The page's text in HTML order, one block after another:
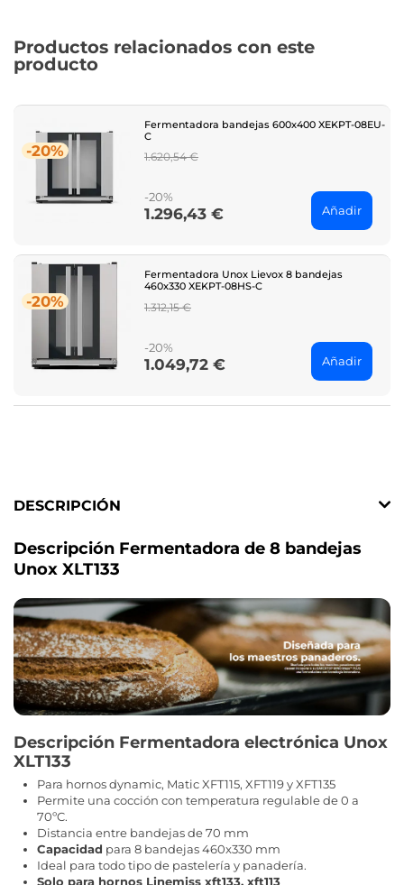
Productos relacionados con este
producto
-20%
Fermentadora bandejas 600x400 XEKPT-08EU-
C
Regular
1.620,54 €
-20%
Price
1.296,43 € Añadir
-20%
Fermentadora Unox Lievox 8 bandejas
460x330 XEKPT-08HS-C
Regular
1.312,15 €
-20%
Price
1.049,72 € Añadir
DESCRIPCIÓN
Descripción Fermentadora de 8 bandejas
Unox XLT133
Descripción Fermentadora electrónica Unox
XLT133
Para hornos dynamic, Matic XFT115, XFT119 y XFT135
Permite una cocción con temperatura regulable de 0 a
70ºC.
Distancia entre bandejas de 70 mm
Capacidad para 8 bandejas 460x330 mm
Ideal para todo tipo de pastelería y panadería.
Solo para hornos Linemiss xft133, xft113